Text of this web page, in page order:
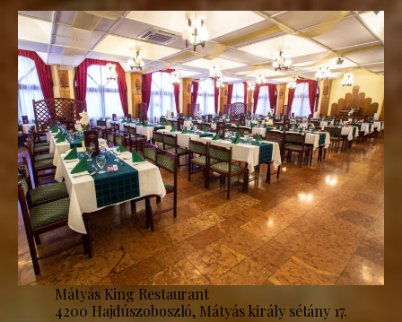
Mátyás King Restaurant
4200 Hajdúszoboszló, Mátyás király sétány 17.